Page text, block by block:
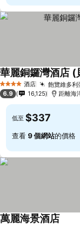
4 星級 酒店 飽覽維多利
華麗銅鑼灣酒店 (
6.9 16,125 距離海
低至 $337
查看 9 個網站的價格
萬麗海景酒店